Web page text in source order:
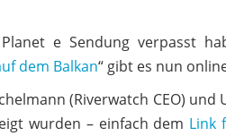
e Sendung verpasst
dem Balkan“ gibt es nun
(Riverwatch CEO) und
wurden – einfach dem Link